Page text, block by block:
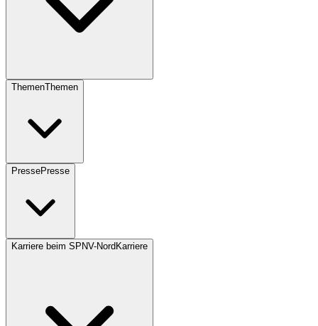
ThemenThemen
PressePresse
Karriere beim SPNV-Nord Karriere